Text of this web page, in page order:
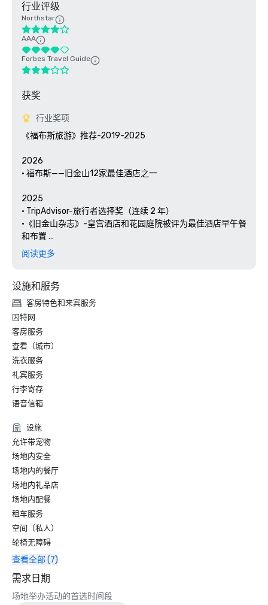
行业评级
Northstar
AAA
Forbes Travel Guide
获奖
行业奖项
《福布斯旅游》推荐-2019-2025
2026
• 福布斯——旧金山12家最佳酒店之一
2025
• TripAdvisor-旅行者选择奖（连续 2 年）
•《旧金山杂志》-皇宫酒店和花园庭院被评为最佳酒店早午餐
和布置
• Hospitality Net-一生中至少一次的加州27个最佳去处
• 旧金山高级生活——旧金山皇宫酒店庆祝 150 周年
2024
• 旅行 + 休闲-旧金山最佳酒店-设施最好的酒店
•《福布斯旅行指南》——拥有难忘鱼子酱体验的 15 家酒店之
一
• SF Gate — 湾区最佳 — 5 家最佳酒店
• OpenTable — 旧金山最漂亮的 12 家餐厅之一
• 旅行者选择奖-最佳中的最佳
• 我去的目的地 — 美国 6 个最佳 LGBTQ+ 婚礼目的地之一
• Insidehook — 旧金山最佳酒店酒吧
• SF Travel — 旧金山最受好评的豪华酒店
• Timeout — 旧金山最好的豪华酒店之一
2023
•《康德纳斯特旅行家》顶级酒店
•《旅行与休闲》杂志-旧金山最佳酒店
阅读更多
设施和服务
客房特色和来宾服务
因特网
客房服务
查看（城市）
洗衣服务
礼宾服务
行李寄存
语音信箱
设施
允许带宠物
场地内安全
场地内的餐厅
场地内礼品店
场地内配餐
租车服务
空间（私人）
轮椅无障碍
查看全部 (7)
需求日期
场地举办活动的首选时间段